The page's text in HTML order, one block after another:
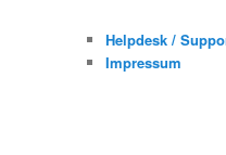
Helpdesk /
Impressum